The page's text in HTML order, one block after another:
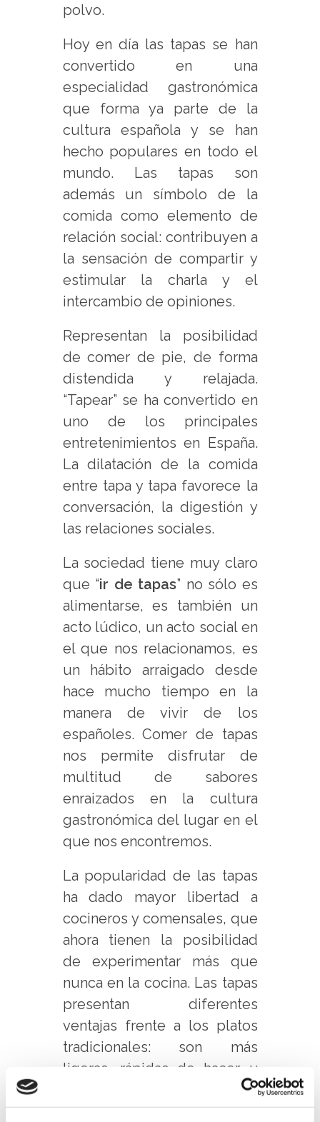
polvo.
Hoy en día las tapas se han
convertido en una
especialidad gastronómica
que forma ya parte de la
cultura española y se han
hecho populares en todo el
mundo. Las tapas son
además un símbolo de la
comida como elemento de
relación social: contribuyen a
la sensación de compartir y
estimular la charla y el
intercambio de opiniones.
Representan la posibilidad
de comer de pie, de forma
distendida y relajada.
“Tapear” se ha convertido en
uno de los principales
entretenimientos en España.
La dilatación de la comida
entre tapa y tapa favorece la
conversación, la digestión y
las relaciones sociales.
La sociedad tiene muy claro
que “ir de tapas” no sólo es
alimentarse, es también un
acto lúdico, un acto social en
el que nos relacionamos, es
un hábito arraigado desde
hace mucho tiempo en la
manera de vivir de los
españoles. Comer de tapas
nos permite disfrutar de
multitud de sabores
enraizados en la cultura
gastronómica del lugar en el
que nos encontremos.
La popularidad de las tapas
ha dado mayor libertad a
cocineros y comensales, que
ahora tienen la posibilidad
de experimentar más que
nunca en la cocina. Las tapas
presentan diferentes
ventajas frente a los platos
tradicionales: son más
ligeras, rápidas de hacer, y
permiten que tomemos una
gran variedad de alimentos